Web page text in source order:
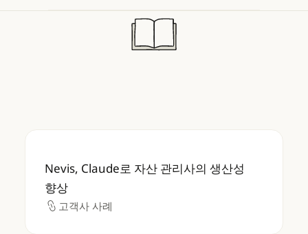
Nevis, Claude로 자산 관리사의 생산성 향상
Nevis, Claude로 자산 관리사의 생산성
향상
고객사 사례
고객사 사례